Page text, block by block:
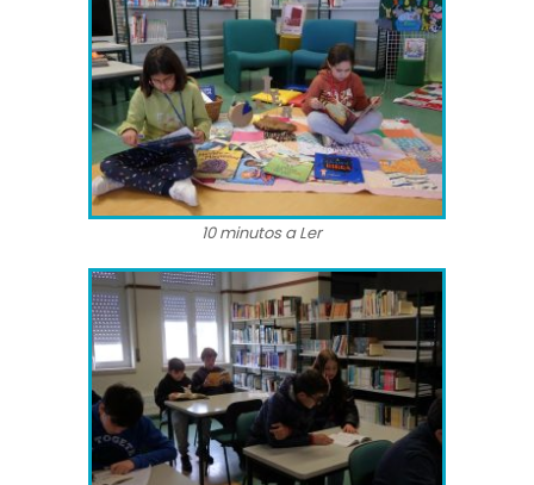
10 minutos a Ler